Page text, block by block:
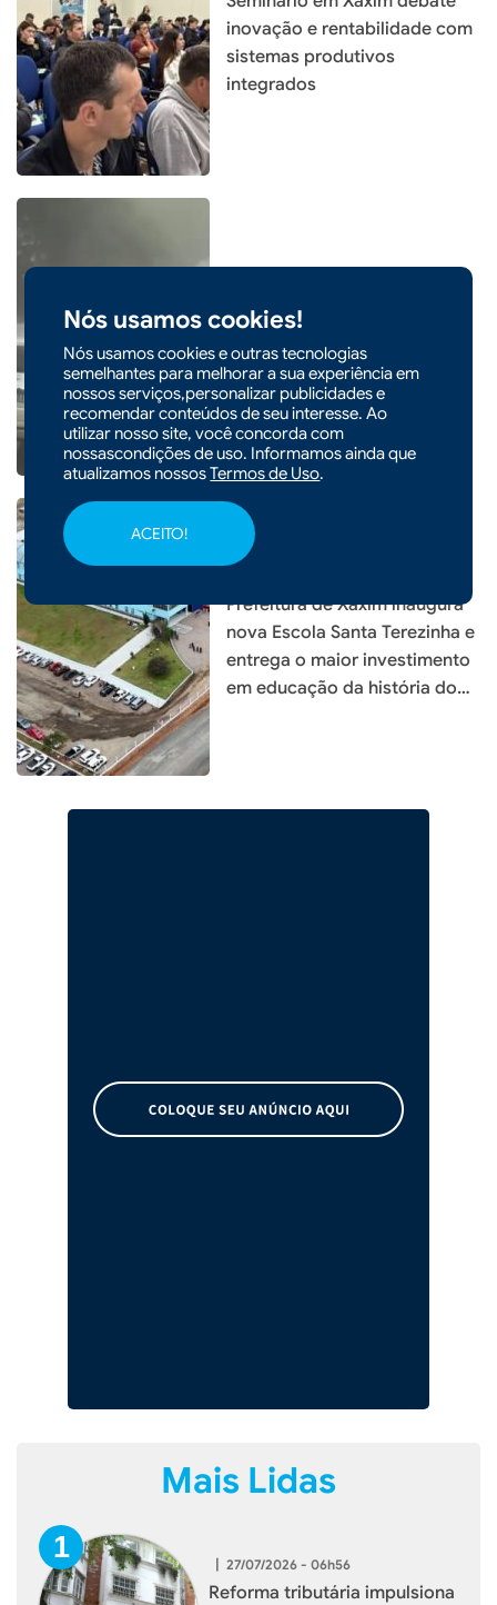
Nós usamos cookies!
Nós usamos cookies e outras tecnologias
semelhantes para melhorar a sua experiência em
nossos serviços,personalizar publicidades e
recomendar conteúdos de seu interesse. Ao
utilizar nosso site, você concorda com
nossascondições de uso. Informamos ainda que
atualizamos nossosTermos de Uso.
ACEITO!
inovação e rentabilidade com
sistemas produtivos
integrados
Entenda o que é o ciclone
bomba que pode atingir o Sul
do país
Prefeitura de Xaxim inaugura
nova Escola Santa Terezinha e
entrega o maior investimento
em educação da história do
Mais Lidas
| 27/07/2026 - 06h56
Reforma tributária impulsiona